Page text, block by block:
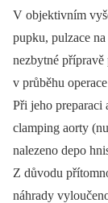
V objektivním
pupku, pulzace
nezbytné přípravě
v průběhu
Při jeho preparaci
clamping aorty
nalezeno depo
Z důvodu
náhrady